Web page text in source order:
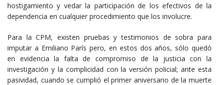
hostigamiento y vedar la participación de los efectivos de la
dependencia en cualquier procedimiento que los involucre.
Para la CPM, existen pruebas y testimonios de sobra para
imputar a Emiliano París pero, en estos dos años, sólo quedó
en evidencia la falta de compromiso de la justicia con la
investigación y la complicidad con la versión policial; ante esta
pasividad, cuando se cumplió el primer aniversario de la muerte